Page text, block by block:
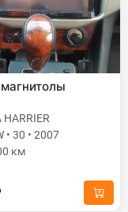
HARRIER
• 30 • 2007
км